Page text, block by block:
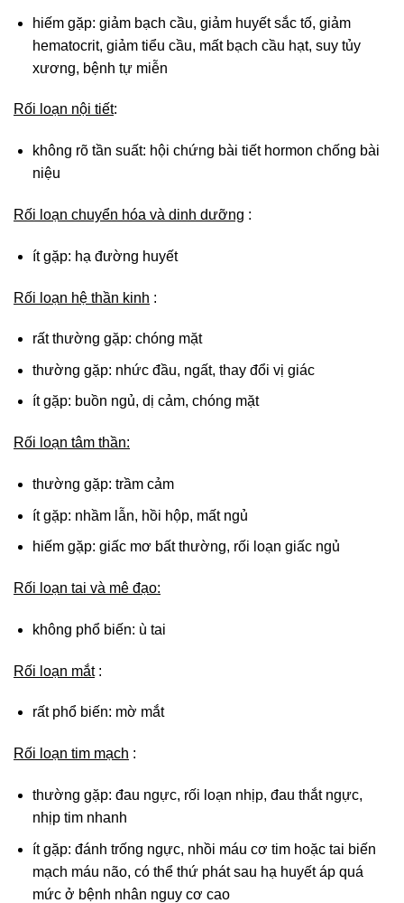
hiếm gặp: giảm bạch cầu, giảm huyết sắc tố, giảm
hematocrit, giảm tiểu cầu, mất bạch cầu hạt, suy tủy
xương, bệnh tự miễn
Rối loạn nội tiết:
không rõ tần suất: hội chứng bài tiết hormon chống bài
niệu
Rối loạn chuyển hóa và dinh dưỡng :
ít gặp: hạ đường huyết
Rối loạn hệ thần kinh :
rất thường gặp: chóng mặt
thường gặp: nhức đầu, ngất, thay đổi vị giác
ít gặp: buồn ngủ, dị cảm, chóng mặt
Rối loạn tâm thần:
thường gặp: trầm cảm
ít gặp: nhầm lẫn, hồi hộp, mất ngủ
hiếm gặp: giấc mơ bất thường, rối loạn giấc ngủ
Rối loạn tai và mê đạo:
không phổ biến: ù tai
Rối loạn mắt:
rất phổ biến: mờ mắt
Rối loạn tim mạch :
thường gặp: đau ngực, rối loạn nhịp, đau thắt ngực,
nhịp tim nhanh
ít gặp: đánh trống ngực, nhồi máu cơ tim hoặc tai biến
mạch máu não, có thể thứ phát sau hạ huyết áp quá
mức ở bệnh nhân nguy cơ cao